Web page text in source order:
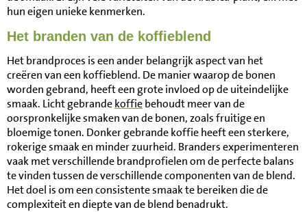
hun eigen unieke kenmerken.
Het branden van de koffieblend
Het brandproces is een ander belangrijk aspect van het
creëren van een koffieblend. De manier waarop de bonen
worden gebrand, heeft een grote invloed op de uiteindelijke
smaak. Licht gebrandekoffiebehoudt meer van de
oorspronkelijke smaken van de bonen, zoals fruitige en
bloemige tonen. Donker gebrande koffie heeft een sterkere,
rokerige smaak en minder zuurheid. Branders experimenteren
vaak met verschillende brandprofielen om de perfecte balans
te vinden tussen de verschillende componenten van de blend.
Het doel is om een consistente smaak te bereiken die de
complexiteit en diepte van de blend benadrukt.